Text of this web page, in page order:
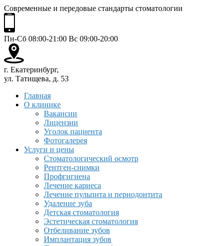
Современные и передовые стандарты стоматологии
Пн-Сб 08:00-21:00 Вс 09:00-20:00
г. Екатеринбург,
ул. Татищева, д. 53
Главная
О клинике
Вакансии
Лицензии
Уголок пациента
Фотогалерея
Услуги и цены
Стоматологический осмотр
Рентген-снимки
Профгигиена
Лечение кариеса
Лечение пульпита и периодонтита
Удаление зуба
Детская стоматология
Эстетическая стоматология
Отбеливание зубов
Имплантация зубов